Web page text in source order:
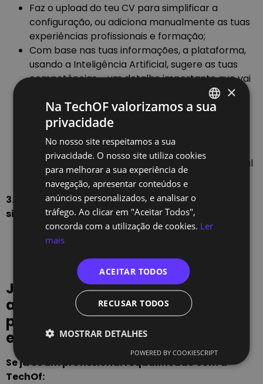
Faz o upload do teu CV para simplificar a
configuração, ou adiciona manualmente as tuas
experiências profissionais e formação;
Com base nas tuas informações, a plataforma,
usando a Inteligência Artificial, sugere as tuas
competências – um detalhe importante que vai
determinar se as tuas competências fazem
matchcom a carreira que pretendes seguir.
Podes editar estas sugestões a qualquer
momento;
Indica a tua situação atual: já frequentaste um
programa de requalificação afiliado à NCN? Qual
é a tua carreira de sonho?
3. Explora as funcionalidades consoante a tua
situação atual:
Escolhe uma carreira alinhada com os teus
recomenda-te opções baseadas no teu perfil.
Já completaste o perfil? Está na
altura de usufruir dos benefícios
para alcançares a
empregabilidade.
Se já és um profissional requalificado com a
TechOf:
×
Na TechOF valorizamos a sua
privacidade
No nosso site respeitamos a sua
privacidade. O nosso site utiliza cookies
para melhorar a sua experiência de
navegação, apresentar conteúdos e
anúncios personalizados, e analisar o
tráfego. Ao clicar em "Aceitar Todos",
concorda com a utilização de cookies. Ler
mais
ACEITAR TODOS
RECUSAR TODOS
MOSTRAR DETALHES
POWERED BY COOKIESCRIPT